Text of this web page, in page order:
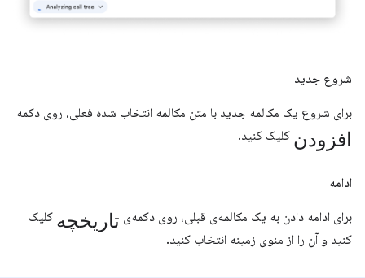
شروع جدید
برای شروع یک مکالمه جدید با متن مکالمه انتخاب شده فعلی، روی دکمه
افزودن کلیک کنید.
ادامه
برای ادامه دادن به یک مکالمه‌ی قبلی، روی دکمه‌ی تاریخچه کلیک
کنید و آن را از منوی زمینه انتخاب کنید.